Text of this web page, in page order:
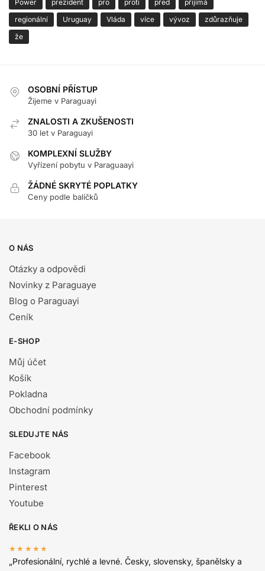
Power
prezident pro proti před
přijímá
regionální
Uruguay Vláda více vývoz
zdůrazňuje
že
OSOBNÍ PŘÍSTUP
Žijeme v Paraguayi
ZNALOSTI A ZKUŠENOSTI
30 let v Paraguayi
KOMPLEXNÍ SLUŽBY
Vyřízení pobytu v Paraguaayi
ŽÁDNÉ SKRYTÉ POPLATKY
Ceny podle balíčků
O NÁS
Otázky a odpovědi
Novinky z Paraguaye
Blog o Paraguayi
Ceník
E-SHOP
Můj účet
Košík
Pokladna
Obchodní podmínky
SLEDUJTE NÁS
Facebook
Instagram
Pinterest
Youtube
ŘEKLI O NÁS
★★★★★
„Profesionální, rychlé a levné. Česky, slovensky, španělsky a